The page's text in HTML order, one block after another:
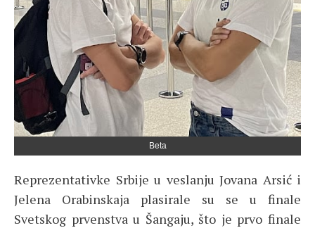
Beta
Reprezentativke Srbije u veslanju Jovana Arsić i
Jelena Orabinskaja plasirale su se u finale
Svetskog prvenstva u Šangaju, što je prvo finale